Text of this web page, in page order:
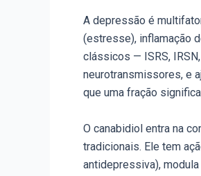
A depressão é
(estresse), inflamação
clássicos — ISRS,
neurotransmissores, e
que uma fração
O canabidiol entra na
tradicionais. Ele tem
antidepressiva), modula